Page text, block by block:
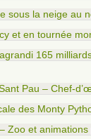
sous la neige au
et en tournée
165
Pau – Chef-
des Monty
Zoo et